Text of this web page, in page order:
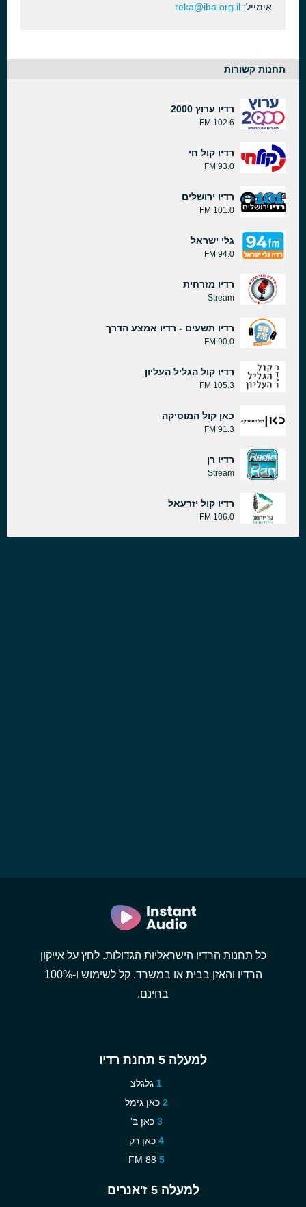
אימייל: reka@iba.org.il
תחנות קשורות
רדיו ערוץ 2000
102.6 FM
רדיו קול חי
93.0 FM
רדיו ירושלים
101.0 FM
גלי ישראל
94.0 FM
רדיו מזרחית
Stream
רדיו תשעים - רדיו אמצע הדרך
90.0 FM
רדיו קול הגליל העליון
105.3 FM
כאן קול המוסיקה
91.3 FM
רדיו רן
Stream
רדיו קול יזרעאל
106.0 FM
כל תחנות הרדיו הישראליות הגדולות. לחץ על אייקון
הרדיו והאזן בבית או במשרד. קל לשימוש ו-100%
בחינם.
למעלה 5 תחנת רדיו
גלגלצ
כאן גימל
כאן ב'
כאן רק
88 FM
למעלה 5 ז'אנרים